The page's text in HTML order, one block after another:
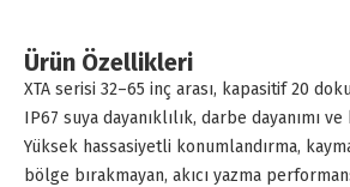
Ürün Özellikleri
XTA serisi 32–65 inç arası, kapasitif 20
IP67 suya dayanıklılık, darbe dayanımı
Yüksek hassasiyetli konumlandırma,
bölge bırakmayan, akıcı yazma